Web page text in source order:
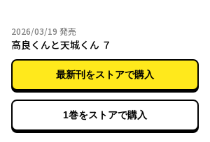
2026/03/19 2026年03月19日
発売
高良くんと天城くん ７
最新刊をストアで購入
1巻をストアで購入